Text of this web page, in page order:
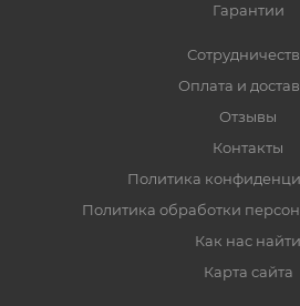
Гарантии
Оплата и
Отзывы
Контакты
Политика
Политика обработки
Как нас найти
Карта сайта